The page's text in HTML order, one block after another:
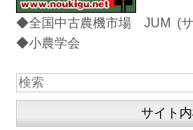
◆全国中古農機市場 JUM (サ
◆小農学会